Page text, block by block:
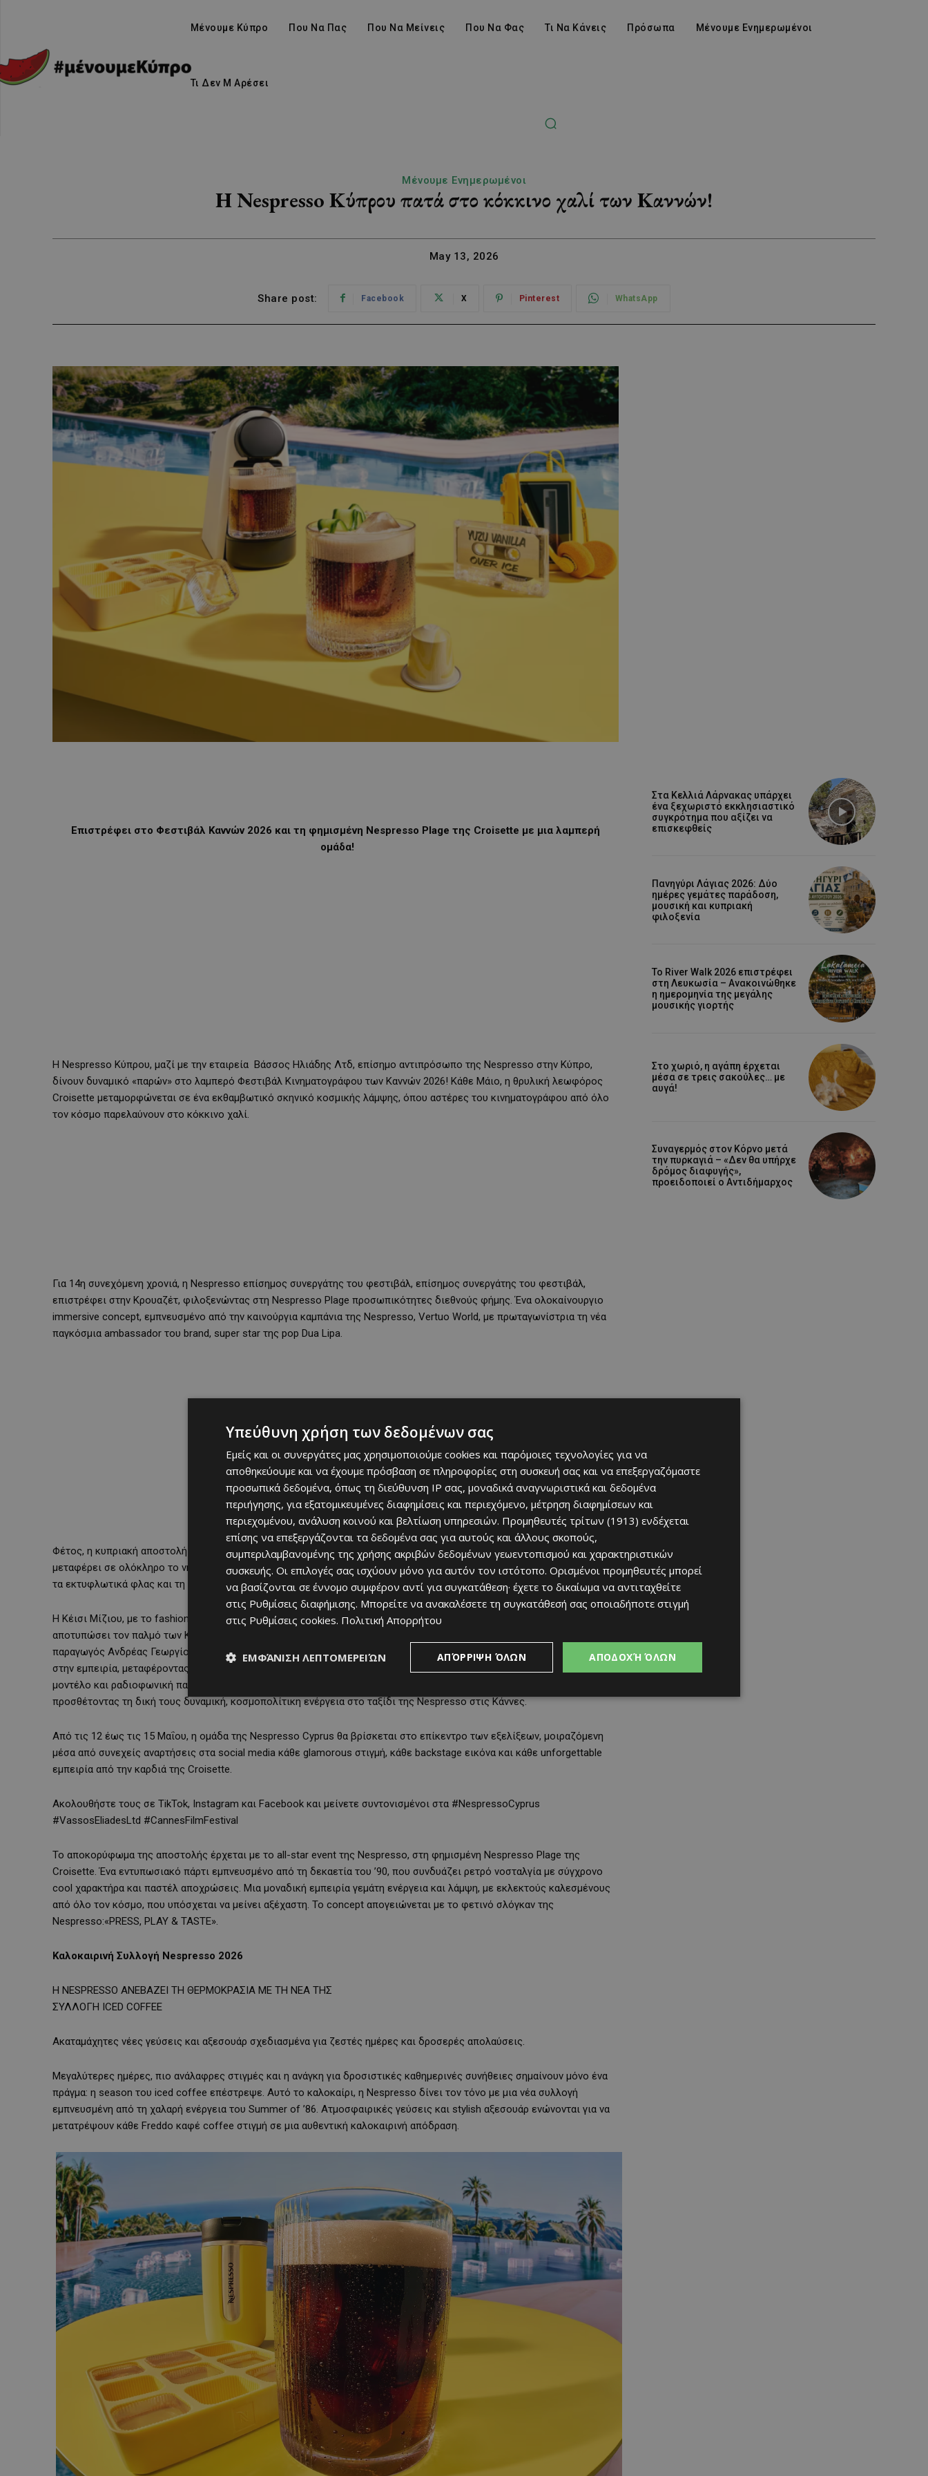
Μένουμε Κύπρο Που Να Πας Που Να Μείνεις Που Να Φας Τι Να Κάνεις Πρόσωπα Μένουμε Ενημερωμένοι
Τι Δεν Μ Αρέσει
Μένουμε Ενημερωμένοι
Η Nespresso Κύπρου πατά στο κόκκινο χαλί των Καννών!
May 13, 2026
Share post: Facebook X Pinterest WhatsApp
Επιστρέφει στο Φεστιβάλ Καννών 2026 και τη φημισμένη Nespresso Plage της Croisette με μια λαμπερή
ομάδα!
Η Nespresso Κύπρου, μαζί με την εταιρεία Βάσσος Ηλιάδης Λτδ, επίσημο αντιπρόσωπο της Nespresso στην Κύπρο,
δίνουν δυναμικό «παρών» στο λαμπερό Φεστιβάλ Κινηματογράφου των Καννών 2026! Κάθε Μάιο, η θρυλική λεωφόρος
Croisette μεταμορφώνεται σε ένα εκθαμβωτικό σκηνικό κοσμικής λάμψης, όπου αστέρες του κινηματογράφου από όλο
τον κόσμο παρελαύνουν στο κόκκινο χαλί.
Για 14η συνεχόμενη χρονιά, η Nespresso επίσημος συνεργάτης του φεστιβάλ, επίσημος συνεργάτης του φεστιβάλ,
επιστρέφει στην Κρουαζέτ, φιλοξενώντας στη Nespresso Plage προσωπικότητες διεθνούς φήμης. Ένα ολοκαίνουργιο
immersive concept, εμπνευσμένο από την καινούργια καμπάνια της Nespresso, Vertuo World, με πρωταγωνίστρια τη νέα
παγκόσμια ambassador του brand, super star της pop Dua Lipa.
Φέτος, η κυπριακή αποστολή της Nespresso συγκεντρώνει μια εκλεκτή και λαμπερή ομάδα προσωπικοτήτων, έτοιμη να
μεταφέρει σε ολόκληρο το νησί, λεπτό προς λεπτό, τη μαγεία του κόκκινου χαλιού, την ακαταμάχητη αίγλη των Καννών,
τα εκτυφλωτικά φλας και τη μοναδική ατμόσφαιρα του πιο εμβληματικού κινηματογραφικού φεστιβάλ στον κόσμο.
Η Κέισι Μίζιου, με το fashion-forward αισθητικό της αποτύπωμα και τη βαθιά γνώση του χώρου της μόδας, θα
αποτυπώσει τον παλμό των Καννών μέσα από τη δική της ξεχωριστή και σύγχρονη ματιά. Ο δημοφιλής ηθοποιός και
παραγωγός Ανδρέας Γεωργίου, μαζί με τη σύζυγό του Σιμώνη Χριστοδούλου, θα χαρίσουν μια πιο cinematic διάσταση
στην εμπειρία, μεταφέροντας τη λάμψη και την κουλτούρα του διεθνούς κινηματογράφου. Ενώ η Άντρεα Κυριάκου,
μοντέλο και ραδιοφωνική παραγωγός, μαζί με τον σύζυγό της Γιώργο Μερκή, πρώην διεθνή ποδοσφαιριστή,
προσθέτοντας τη δική τους δυναμική, κοσμοπολίτικη ενέργεια στο ταξίδι της Nespresso στις Κάννες.
Από τις 12 έως τις 15 Μαΐου, η ομάδα της Nespresso Cyprus θα βρίσκεται στο επίκεντρο των εξελίξεων, μοιραζόμενη
μέσα από συνεχείς αναρτήσεις στα social media κάθε glamorous στιγμή, κάθε backstage εικόνα και κάθε unforgettable
εμπειρία από την καρδιά της Croisette.
Ακολουθήστε τους σε TikTok, Instagram και Facebook και μείνετε συντονισμένοι στα #NespressoCyprus
#VassosEliadesLtd #CannesFilmFestival
Το αποκορύφωμα της αποστολής έρχεται με το all-star event της Nespresso, στη φημισμένη Nespresso Plage της
Croisette. Ένα εντυπωσιακό πάρτι εμπνευσμένο από τη δεκαετία του ’90, που συνδυάζει ρετρό νοσταλγία με σύγχρονο
cool χαρακτήρα και παστέλ αποχρώσεις. Μια μοναδική εμπειρία γεμάτη ενέργεια και λάμψη, με εκλεκτούς καλεσμένους
από όλο τον κόσμο, που υπόσχεται να μείνει αξέχαστη. Το concept απογειώνεται με το φετινό σλόγκαν της
Nespresso:«PRESS, PLAY & TASTE».
Καλοκαιρινή Συλλογή Nespresso 2026
Η NESPRESSO ΑΝΕΒΑΖΕΙ ΤΗ ΘΕΡΜΟΚΡΑΣΙΑ ΜΕ ΤΗ ΝΕΑ ΤΗΣ
ΣΥΛΛΟΓΗ ICED COFFEE
Ακαταμάχητες νέες γεύσεις και αξεσουάρ σχεδιασμένα για ζεστές ημέρες και δροσερές απολαύσεις.
Μεγαλύτερες ημέρες, πιο ανάλαφρες στιγμές και η ανάγκη για δροσιστικές καθημερινές συνήθειες σημαίνουν μόνο ένα
πράγμα: η season του iced coffee επέστρεψε. Αυτό το καλοκαίρι, η Nespresso δίνει τον τόνο με μια νέα συλλογή
εμπνευσμένη από τη χαλαρή ενέργεια του Summer of ’86. Ατμοσφαιρικές γεύσεις και stylish αξεσουάρ ενώνονται για να
μετατρέψουν κάθε Freddo καφέ coffee στιγμή σε μια αυθεντική καλοκαιρινή απόδραση.
Στα Κελλιά Λάρνακας υπάρχει
ένα ξεχωριστό εκκλησιαστικό
συγκρότημα που αξίζει να
επισκεφθείς
Πανηγύρι Λάγιας 2026: Δύο
ημέρες γεμάτες παράδοση,
μουσική και κυπριακή
φιλοξενία
Το River Walk 2026 επιστρέφει
στη Λευκωσία – Ανακοινώθηκε
η ημερομηνία της μεγάλης
μουσικής γιορτής
Στο χωριό, η αγάπη έρχεται
μέσα σε τρεις σακούλες… με
αυγά!
Συναγερμός στον Κόρνο μετά
την πυρκαγιά – «Δεν θα υπήρχε
δρόμος διαφυγής»,
προειδοποιεί ο Αντιδήμαρχος
Υπεύθυνη χρήση των δεδομένων σας
Εμείς και οι συνεργάτες μας χρησιμοποιούμε cookies και παρόμοιες τεχνολογίες για να
αποθηκεύουμε και να έχουμε πρόσβαση σε πληροφορίες στη συσκευή σας και να επεξεργαζόμαστε
προσωπικά δεδομένα, όπως τη διεύθυνση IP σας, μοναδικά αναγνωριστικά και δεδομένα
περιήγησης, για εξατομικευμένες διαφημίσεις και περιεχόμενο, μέτρηση διαφημίσεων και
περιεχομένου, ανάλυση κοινού και βελτίωση υπηρεσιών. Προμηθευτές τρίτων (1913) ενδέχεται
επίσης να επεξεργάζονται τα δεδομένα σας για αυτούς και άλλους σκοπούς,
συμπεριλαμβανομένης της χρήσης ακριβών δεδομένων γεωεντοπισμού και χαρακτηριστικών
συσκευής. Οι επιλογές σας ισχύουν μόνο για αυτόν τον ιστότοπο. Ορισμένοι προμηθευτές μπορεί
να βασίζονται σε έννομο συμφέρον αντί για συγκατάθεση· έχετε το δικαίωμα να αντιταχθείτε
στις Ρυθμίσεις διαφήμισης. Μπορείτε να ανακαλέσετε τη συγκατάθεσή σας οποιαδήποτε στιγμή
στις Ρυθμίσεις cookies. Πολιτική Απορρήτου
ΑΠΟΔΟΧΉ ΌΛΩΝ
ΑΠΌΡΡΙΨΗ ΌΛΩΝ
ΕΜΦΆΝΙΣΗ ΛΕΠΤΟΜΕΡΕΙΏΝ